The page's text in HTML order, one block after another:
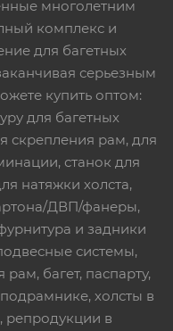
многолетним
комплекс и
для багетных
серьезным
купить оптом:
для багетных
скрепления рам, для
станок для
натяжки холста,
ДВП/фанеры,
и задники
системы,
багет, паспарту,
холсты в
репродукции в